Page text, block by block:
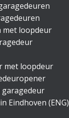
met loopdeur
met loopdeur
garagedeur
Eindhoven (ENG)